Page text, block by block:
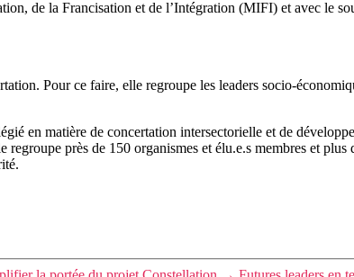
de la Francisation et de l’Intégration (MIFI) et avec le
Pour ce faire, elle regroupe les leaders socio-
en matière de concertation intersectorielle et de
près de 150 organismes et élu.e.s membres et